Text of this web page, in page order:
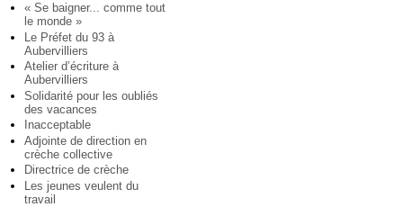
« Se baigner... comme tout
le monde »
Le Préfet du 93 à
Aubervilliers
Atelier d’écriture à
Aubervilliers
Solidarité pour les oubliés
des vacances
Inacceptable
Adjointe de direction en
crèche collective
Directrice de crèche
Les jeunes veulent du
travail